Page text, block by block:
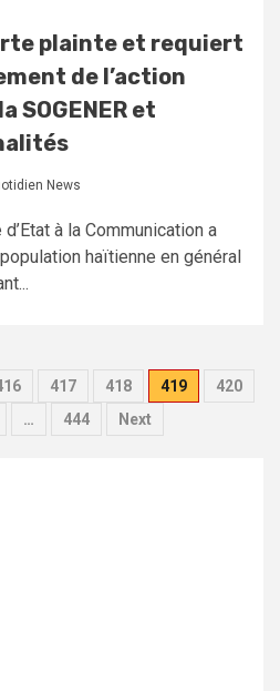
plainte et requiert
de l’action
SOGENER et
News
à la Communication a
haïtienne en général
417 418 419
420
… 444 Next